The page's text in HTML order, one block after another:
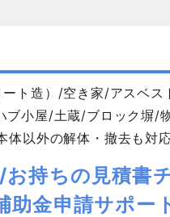
ト造）/空き家/アスベ
小屋/土蔵/ブロック塀/
体以外の解体・撤去も対
持ちの見積書
助金申請サポー